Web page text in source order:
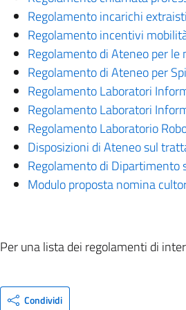
Regolamento incarichi
Regolamento incentivi
Regolamento di Ateneo per le
Regolamento di Ateneo per
Regolamento Laboratori
Regolamento Laboratori
Regolamento Laboratorio
Disposizioni di Ateneo sul
Regolamento di Dipartimento
Modulo proposta nomina
Per una lista dei regolamenti di
Condividi